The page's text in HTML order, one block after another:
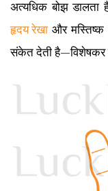
अत्यधिक बोझ
हृदय रेखा और मस्तिष्क
संकेत देती है—विशेषकर